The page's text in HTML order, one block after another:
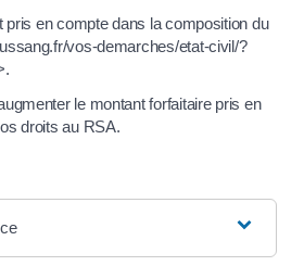
pris en compte dans la composition du
vos-demarches/etat-civil/?
le montant forfaitaire pris en
droits au RSA.